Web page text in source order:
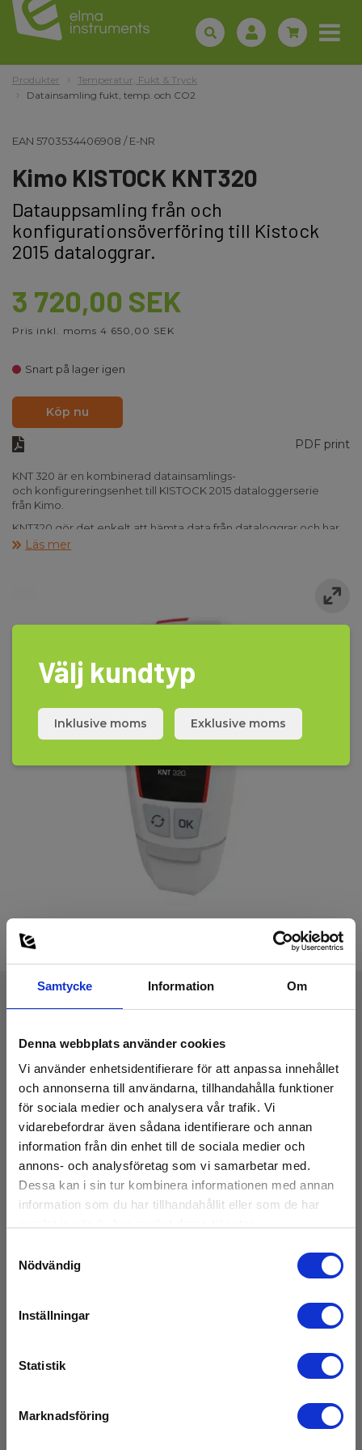
Samtycke Information Om
Denna webbplats använder cookies
Vi använder enhetsidentifierare för att anpassa innehållet
och annonserna till användarna, tillhandahålla funktioner
för sociala medier och analysera vår trafik. Vi
vidarebefordrar även sådana identifierare och annan
information från din enhet till de sociala medier och
annons- och analysföretag som vi samarbetar med.
Dessa kan i sin tur kombinera informationen med annan
information som du har tillhandahållit eller som de har
Nödvändig
Inställningar
Statistik
Marknadsföring
Produkter
Temperatur, Fukt & Tryck
Datainsamling fukt, temp. och CO2
EAN 5703534406908 /E-NR
Kimo KISTOCK KNT320
Datauppsamling från och
konfigurationsöverföring till Kistock
2015 dataloggrar.
3 720,00 SEK
Pris inkl. moms 4 650,00 SEK
Snart på lager igen
Köp nu
PDF print
KNT 320 är en kombinerad datainsamlings-
och konfigureringsenhet till KISTOCK 2015 dataloggerserie
från Kimo.
KNT320 gör det enkelt att hämta data från dataloggrar och har
en kapacitet att lagra 20 000 000 mätvärden. KNT320 ger dig
Inhämtningen av data eller överföring av konfiguration sker med
Uppmätta värden kan avläsas direkt i displayen på KNT320, eller
Kimo KNT320 levereras inkl. adapter med USB-hona/mikro-USB-
hane.
Läs mer
Mättemperatur
0 °C - 50 °C
Display och indikering
Display:
Välj kundtyp
Inklusive moms Exklusive moms